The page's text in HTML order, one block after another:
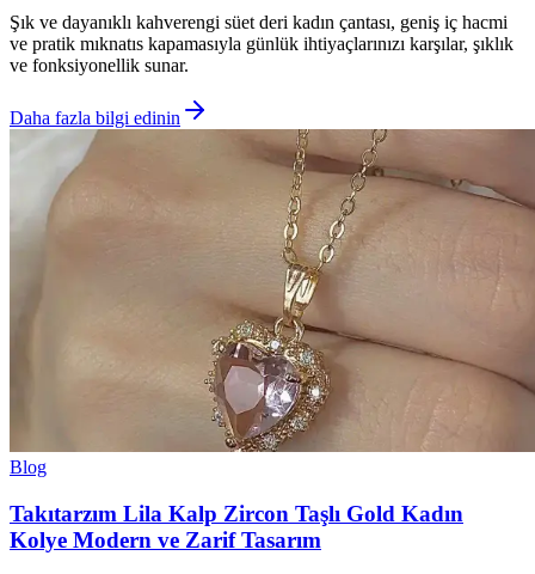
Şık ve dayanıklı kahverengi süet deri kadın çantası, geniş iç hacmi
ve pratik mıknatıs kapamasıyla günlük ihtiyaçlarınızı karşılar, şıklık
ve fonksiyonellik sunar.
Daha fazla bilgi edinin
Blog
Takıtarzım Lila Kalp Zircon Taşlı Gold Kadın
Kolye Modern ve Zarif Tasarım